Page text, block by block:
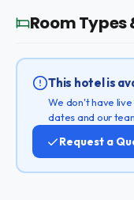
Room
This hotel is
We don't have
dates and our
Request a